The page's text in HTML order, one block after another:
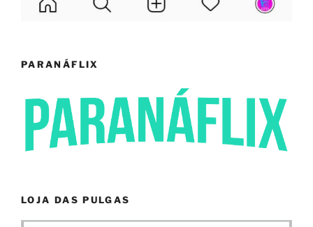
PARANÁFLIX
LOJA DAS PULGAS